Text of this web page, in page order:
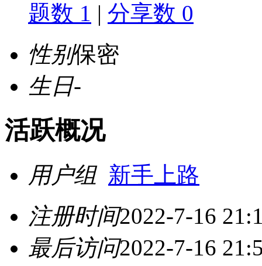
题数 1 | 分享数 0
性别保密
生日-
活跃概况
用户组 新手上路
注册时间2022-7-16
最后访问2022-7-16